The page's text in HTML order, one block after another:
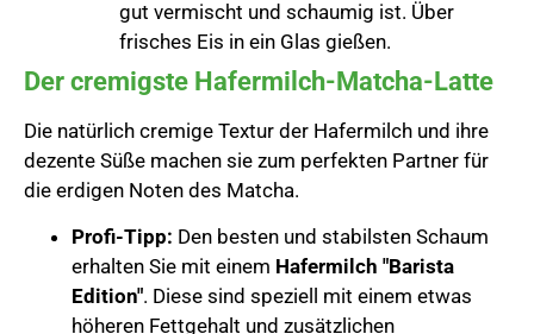
gut vermischt und schaumig ist. Über
frisches Eis in ein Glas gießen.
Der cremigste Hafermilch-Matcha-Latte
Die natürlich cremige Textur der Hafermilch und ihre
dezente Süße machen sie zum perfekten Partner für
die erdigen Noten des Matcha.
Profi-Tipp: Den besten und stabilsten Schaum
erhalten Sie mit einem Hafermilch "Barista
Edition". Diese sind speziell mit einem etwas
höheren Fettgehalt und zusätzlichen